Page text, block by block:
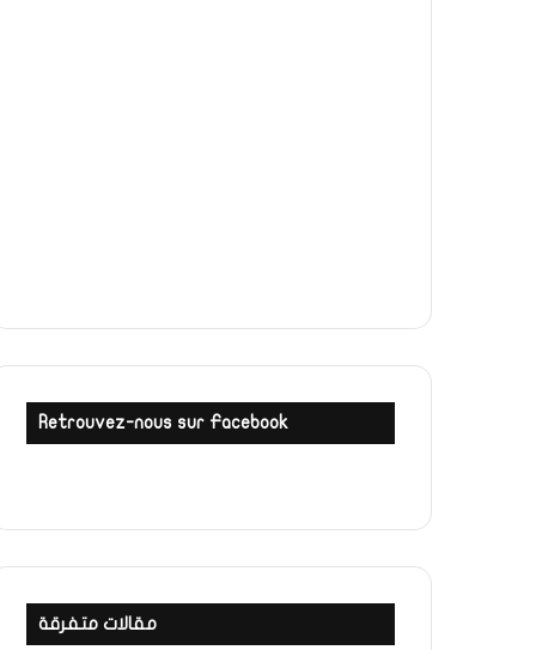
Retrouvez-nous sur Facebook
مقالات متفرقة